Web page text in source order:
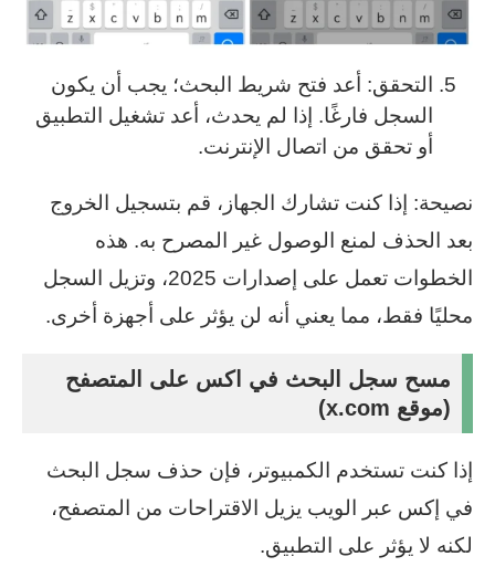
التحقق: أعد فتح شريط البحث؛ يجب أن يكون
السجل فارغًا. إذا لم يحدث، أعد تشغيل التطبيق
أو تحقق من اتصال الإنترنت.
نصيحة: إذا كنت تشارك الجهاز، قم بتسجيل الخروج
بعد الحذف لمنع الوصول غير المصرح به. هذه
الخطوات تعمل على إصدارات 2025، وتزيل السجل
محليًا فقط، مما يعني أنه لن يؤثر على أجهزة أخرى.
مسح سجل البحث في اكس على المتصفح
(موقع x.com)
إذا كنت تستخدم الكمبيوتر، فإن حذف سجل البحث
في إكس عبر الويب يزيل الاقتراحات من المتصفح،
لكنه لا يؤثر على التطبيق.